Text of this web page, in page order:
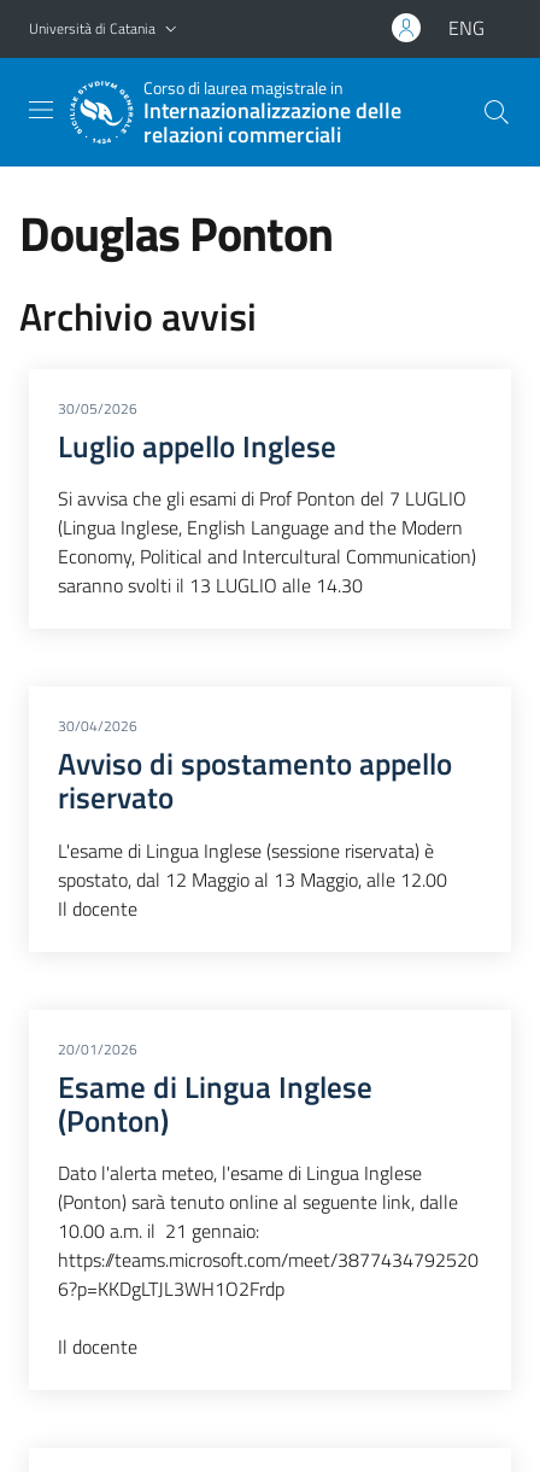
Vai al contenuto principale
Vai al menu di navigazione
Università di Catania ENG
Corso di laurea magistrale in
Internazionalizzazione delle
relazioni commerciali
Douglas Ponton
Archivio avvisi
30/05/2026
Luglio appello Inglese
Si avvisa che gli esami di Prof Ponton del 7 LUGLIO
(Lingua Inglese, English Language and the Modern
Economy, Political and Intercultural Communication)
saranno svolti il 13 LUGLIO alle 14.30
30/04/2026
Avviso di spostamento appello
riservato
L'esame di Lingua Inglese (sessione riservata) è
spostato, dal 12 Maggio al 13 Maggio, alle 12.00
Il docente
20/01/2026
Esame di Lingua Inglese
(Ponton)
Dato l'alerta meteo, l'esame di Lingua Inglese
(Ponton) sarà tenuto online al seguente link, dalle
10.00 a.m. il 21 gennaio:
https://teams.microsoft.com/meet/3877434792520
6?p=KKDgLTJL3WH1O2Frdp
Il docente